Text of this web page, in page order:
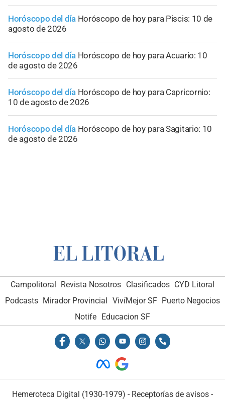
Horóscopo del día Horóscopo de hoy para Piscis: 10 de
agosto de 2026
Horóscopo del día Horóscopo de hoy para Acuario: 10
de agosto de 2026
Horóscopo del día Horóscopo de hoy para Capricornio:
10 de agosto de 2026
Horóscopo del día Horóscopo de hoy para Sagitario: 10
de agosto de 2026
Campolitoral Revista Nosotros Clasificados CYD Litoral
Podcasts Mirador Provincial VivíMejor SF Puerto Negocios
Notife
Educacion SF
Hemeroteca Digital (1930-1979) - Receptorías de avisos -